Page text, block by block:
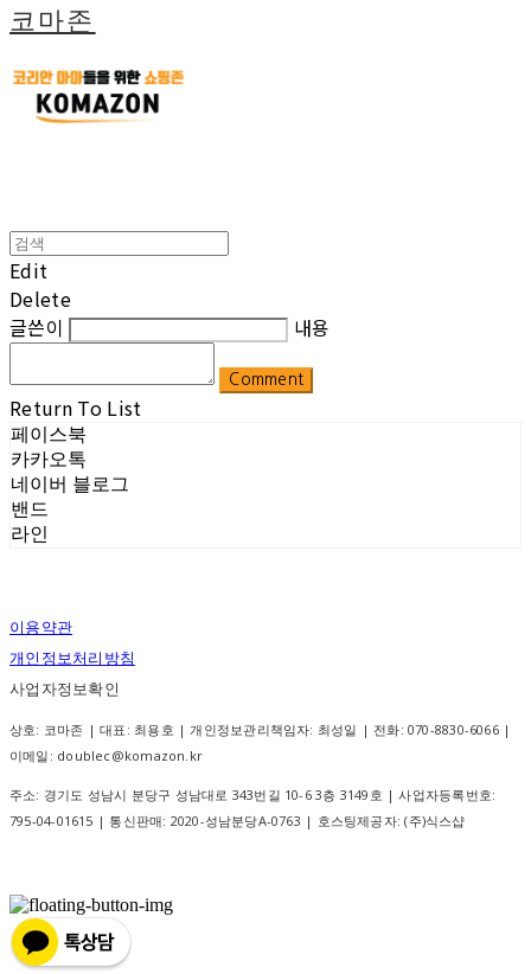
코마존
Edit
Delete
글쓴이
내용
Comment
Return To List
페이스북
카카오톡
네이버 블로그
밴드
라인
이용약관
개인정보처리방침
사업자정보확인
상호: 코마존 | 대표: 최용호 | 개인정보관리책임자: 최성일 | 전화: 070-8830-6066 |
이메일: doublec@komazon.kr
주소: 경기도 성남시 분당구 성남대로 343번길 10-6 3층 3149호 | 사업자등록번호:
795-04-01615 | 통신판매: 2020-성남분당A-0763 | 호스팅제공자: (주)식스샵